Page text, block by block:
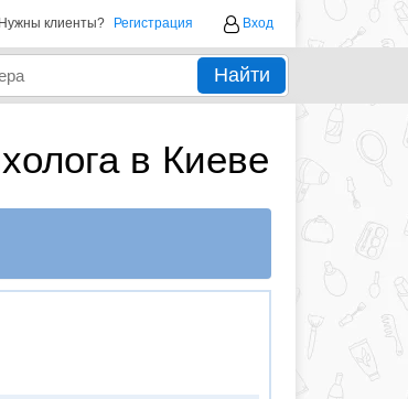
Нужны клиенты? Регистрация Вход
Найти
в Киеве